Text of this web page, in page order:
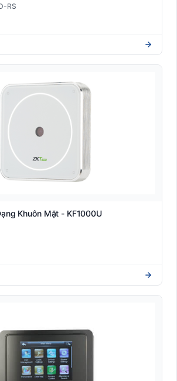
RS
Khuôn Mặt - KF1000U